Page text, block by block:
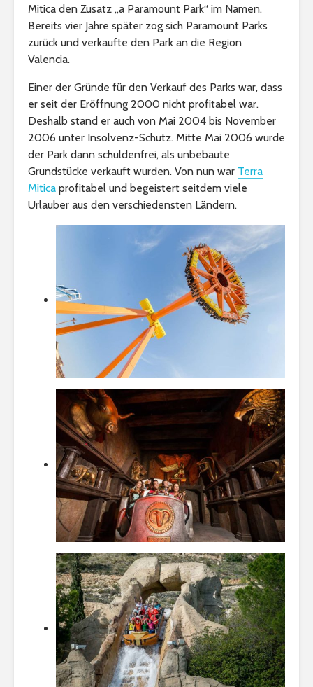
Mitica den Zusatz „a Paramount Park“ im Namen.
Bereits vier Jahre später zog sich Paramount Parks
zurück und verkaufte den Park an die Region
Valencia.
Einer der Gründe für den Verkauf des Parks war, dass
er seit der Eröffnung 2000 nicht profitabel war.
Deshalb stand er auch von Mai 2004 bis November
2006 unter Insolvenz-Schutz. Mitte Mai 2006 wurde
der Park dann schuldenfrei, als unbebaute
Grundstücke verkauft wurden. Von nun war Terra
Mitica profitabel und begeistert seitdem viele
Urlauber aus den verschiedensten Ländern.